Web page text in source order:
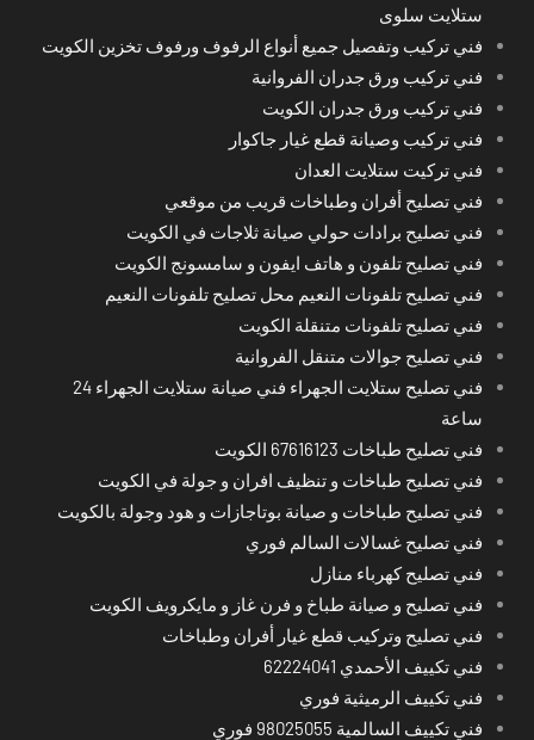
ستلايت سلوى
فني تركيب وتفصيل جميع أنواع الرفوف ورفوف تخزين الكويت
فني تركيب ورق جدران الفروانية
فني تركيب ورق جدران الكويت
فني تركيب وصيانة قطع غيار جاكوار
فني تركيت ستلايت العدان
فني تصليح أفران وطباخات قريب من موقعي
فني تصليح برادات حولي صيانة ثلاجات في الكويت
فني تصليح تلفون و هاتف ايفون و سامسونج الكويت
فني تصليح تلفونات النعيم محل تصليح تلفونات النعيم
فني تصليح تلفونات متنقلة الكويت
فني تصليح جوالات متنقل الفروانية
فني تصليح ستلايت الجهراء فني صيانة ستلايت الجهراء 24
ساعة
فني تصليح طباخات 67616123 الكويت
فني تصليح طباخات و تنظيف افران و جولة في الكويت
فني تصليح طباخات و صيانة بوتاجازات و هود وجولة بالكويت
فني تصليح غسالات السالم فوري
فني تصليح كهرباء منازل
فني تصليح و صيانة طباخ و فرن غاز و مايكرويف الكويت
فني تصليح وتركيب قطع غيار أفران وطباخات
فني تكييف الأحمدي 62224041
فني تكييف الرميثية فوري
فني تكييف السالمية 98025055 فوري